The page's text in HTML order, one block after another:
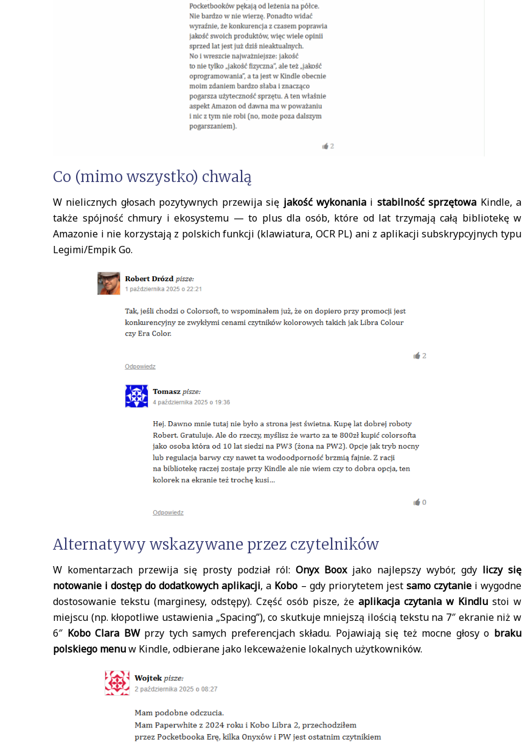
Co (mimo wszystko) chwalą
W nielicznych głosach pozytywnych przewija się jakość wykonaniai stabilność sprzętowa Kindle, a
także spójność chmury i ekosystemu — to plus dla osób, które od lat trzymają całą bibliotekę w
Amazonie i nie korzystają z polskich funkcji (klawiatura, OCR PL) ani z aplikacji subskrypcyjnych typu
Legimi/Empik Go.
Alternatywy wskazywane przez czytelników
W komentarzach przewija się prosty podział ról: Onyx Booxjako najlepszy wybór, gdy liczy się
notowanie i dostęp do dodatkowych aplikacji, a Kobo – gdy priorytetem jest samo czytaniei wygodne
dostosowanie tekstu (marginesy, odstępy). Część osób pisze, że aplikacja czytania w Kindlu stoi w
miejscu (np. kłopotliwe ustawienia „Spacing”), co skutkuje mniejszą ilością tekstu na 7″ ekranie niż w
6″ Kobo Clara BWprzy tych samych preferencjach składu. Pojawiają się też mocne głosy o braku
polskiego menuw Kindle, odbierane jako lekceważenie lokalnych użytkowników.